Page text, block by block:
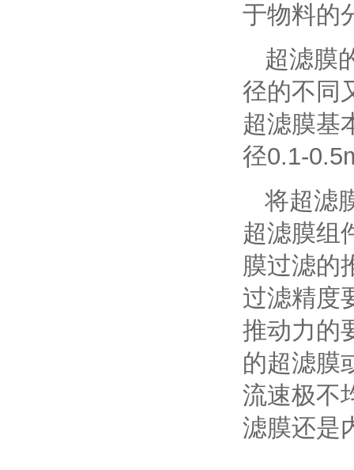
于物料的
超滤膜
径的不同
超滤膜基
径0.1-
将超滤
超滤膜组
膜过滤的
过滤精度
推动力的
的超滤膜
流速极不
滤膜还是